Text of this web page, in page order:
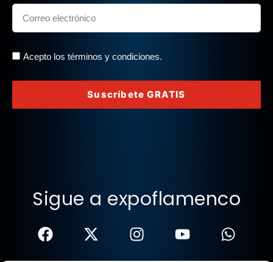
Acepto los términos y condiciones.
Suscríbete GRATIS
Sigue a expoflamenco